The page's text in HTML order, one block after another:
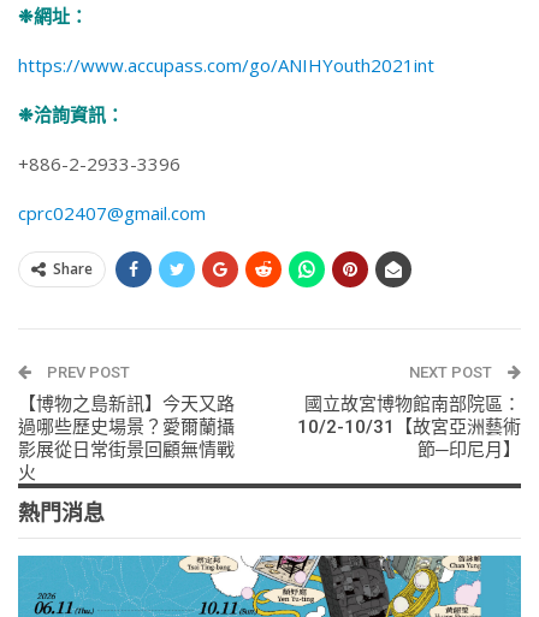
❉網址：
https://www.accupass.com/go/ANIHYouth2021int
❉洽詢資訊：
+886-2-2933-3396
cprc02407@gmail.com
Share
PREV POST
【博物之島新訊】今天又路
過哪些歷史場景？愛爾蘭攝
影展從日常街景回顧無情戰
火
NEXT POST
國立故宮博物館南部院區：
10/2-10/31【故宮亞洲藝術
節─印尼月】
熱門消息